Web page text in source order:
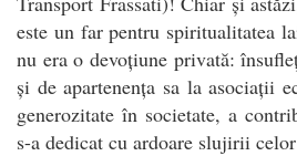
este un far pentru spiritualitatea
nu era o devoțiune privată:
și de apartenența sa la asociații
generozitate în societate, a
s-a dedicat cu ardoare slujirii